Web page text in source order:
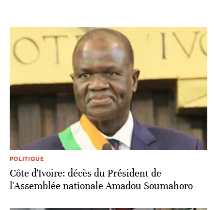
POLITIQUE
Côte d'Ivoire: décès du Président de
l'Assemblée nationale Amadou Soumahoro